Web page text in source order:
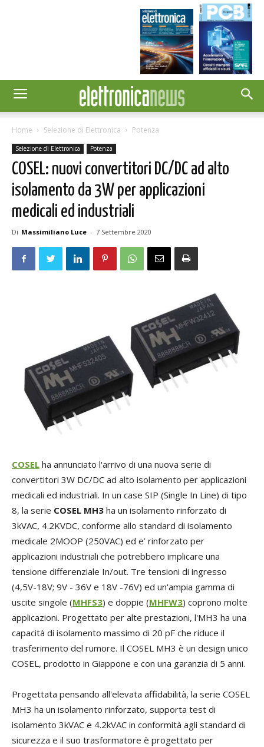
Home Selezione di Elettronica Potenza
Selezione di Elettronica Potenza
COSEL: nuovi convertitori DC/DC ad alto
isolamento da 3W per applicazioni
medicali ed industriali
Di Massimiliano Luce - 7 Settembre 2020
COSEL ha annunciato l'arrivo di una nuova serie di
convertitori 3W DC/DC ad alto isolamento per applicazioni
medicali ed industriali. In un case SIP (Single In Line) di tipo
8, la serie COSEL MH3 ha un isolamento rinforzato di
3kVAC, 4.2KVDC, conforme allo standard di isolamento
medicale 2MOOP (250VAC) ed e’ rinforzato per
applicazioni industriali che potrebbero implicare una
tensione differenziale In/out. Tre tensioni di ingresso
(4,5V-18V; 9V - 36V e 18V -76V) ed un'ampia gamma di
uscite singole (MHFS3) e doppie (MHFW3) coprono molte
applicazioni. Progettato per alte prestazioni, l'MH3 ha una
capacità di isolamento massimo di 20 pF che riduce il
trasferimento del rumore. Il COSEL MH3 è un design unico
COSEL, prodotto in Giappone e con una garanzia di 5 anni.
Progettata pensando all'elevata affidabilità, la serie COSEL
MH3 ha un isolamento rinforzato, supporta test di
isolamento 3kVAC e 4.2kVAC in conformità agli standard di
sicurezza e il suo trasformatore è progettato per